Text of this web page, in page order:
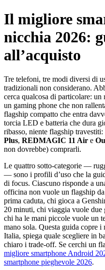
Il migliore
nicchia 2026:
all’acquisto
Tre telefoni, tre modi diversi di
tradizionali non considerano.
cerca qualcosa di particolare:
un gaming phone che non
flagship compatto che entra
torcia LED e batteria che dura
ribasso, niente flagship
Plus, REDMAGIC 11 Air e
non dovrebbe) comprarli.
Le quattro sotto-categorie —
— sono i profili d’uso che la
di focus. Ciascuno risponde a
officina non vuole un flagship
prima caduta, chi gioca a
20 minuti, chi viaggia vuole due
chi ha le mani piccole vuole un
mano sola. Questa guida copre
Italia, spiega quale scegliere in
chiaro i trade-off. Se cerchi un
migliore smartphone Android
smartphone pieghevole 2026.